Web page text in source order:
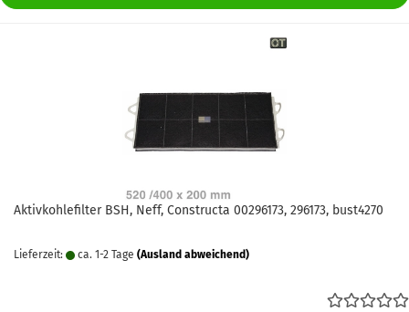
Aktivkohlefilter BSH, Neff, Constructa 00296173, 296173, bust4270
Lieferzeit: ca. 1-2 Tage (Ausland abweichend)